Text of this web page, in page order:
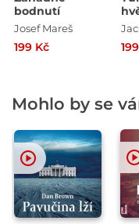
bodnutí
Josef Mareš
199 Kč
Mohlo by se